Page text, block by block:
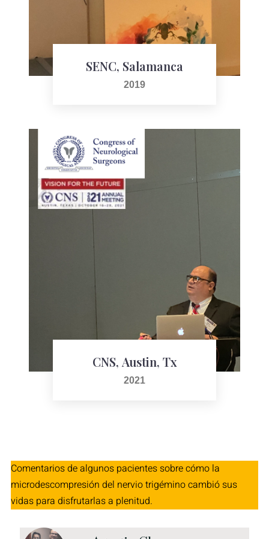
SENC, Salamanca
2019
CNS, Austin, Tx
2021
Comentarios de algunos pacientes sobre cómo la
microdescompresión del nervio trigémino cambió sus
vidas para disfrutarlas a plenitud.